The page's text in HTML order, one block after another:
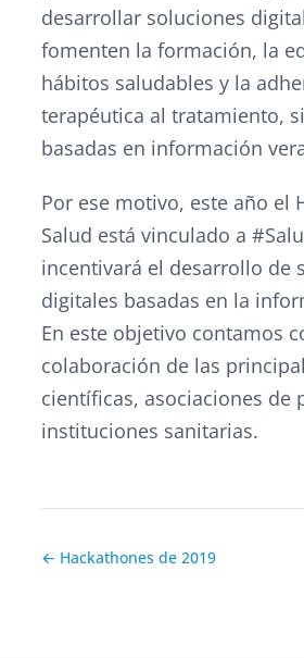
desarrollar soluciones
fomenten la formación, la
hábitos saludables y la
terapéutica al tratamiento,
basadas en información
Por ese motivo, este año el
Salud está vinculado a
incentivará el desarrollo de
digitales basadas en la
En este objetivo contamos
colaboración de las
científicas, asociaciones de
instituciones sanitarias.
← Hackathones de 2019